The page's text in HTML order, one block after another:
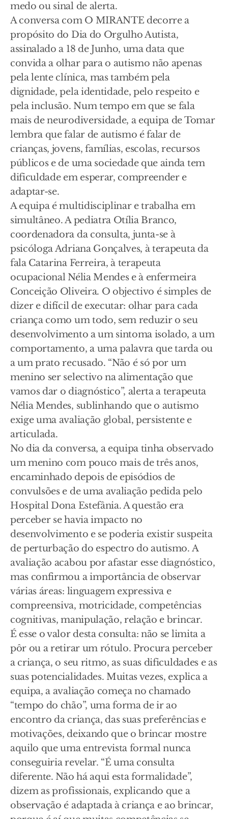
medo ou sinal de alerta.
A conversa com O MIRANTE decorre a
propósito do Dia do Orgulho Autista,
assinalado a 18 de Junho, uma data que
convida a olhar para o autismo não apenas
pela lente clínica, mas também pela
dignidade, pela identidade, pelo respeito e
pela inclusão. Num tempo em que se fala
mais de neurodiversidade, a equipa de Tomar
lembra que falar de autismo é falar de
crianças, jovens, famílias, escolas, recursos
públicos e de uma sociedade que ainda tem
dificuldade em esperar, compreender e
adaptar-se.
A equipa é multidisciplinar e trabalha em
simultâneo. A pediatra Otília Branco,
coordenadora da consulta, junta-se à
psicóloga Adriana Gonçalves, à terapeuta da
fala Catarina Ferreira, à terapeuta
ocupacional Nélia Mendes e à enfermeira
Conceição Oliveira. O objectivo é simples de
dizer e difícil de executar: olhar para cada
criança como um todo, sem reduzir o seu
desenvolvimento a um sintoma isolado, a um
comportamento, a uma palavra que tarda ou
a um prato recusado. “Não é só por um
menino ser selectivo na alimentação que
vamos dar o diagnóstico”, alerta a terapeuta
Nélia Mendes, sublinhando que o autismo
exige uma avaliação global, persistente e
articulada.
No dia da conversa, a equipa tinha observado
um menino com pouco mais de três anos,
encaminhado depois de episódios de
convulsões e de uma avaliação pedida pelo
Hospital Dona Estefânia. A questão era
perceber se havia impacto no
desenvolvimento e se poderia existir suspeita
de perturbação do espectro do autismo. A
avaliação acabou por afastar esse diagnóstico,
mas confirmou a importância de observar
várias áreas: linguagem expressiva e
compreensiva, motricidade, competências
cognitivas, manipulação, relação e brincar.
É esse o valor desta consulta: não se limita a
pôr ou a retirar um rótulo. Procura perceber
a criança, o seu ritmo, as suas dificuldades e as
suas potencialidades. Muitas vezes, explica a
equipa, a avaliação começa no chamado
“tempo do chão”, uma forma de ir ao
encontro da criança, das suas preferências e
motivações, deixando que o brincar mostre
aquilo que uma entrevista formal nunca
conseguiria revelar. “É uma consulta
diferente. Não há aqui esta formalidade”,
dizem as profissionais, explicando que a
observação é adaptada à criança e ao brincar,